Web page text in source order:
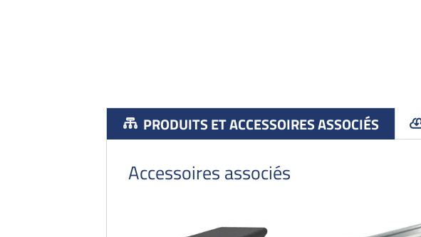
PRODUITS ET ACCESSOIRES ASSOCIÉS
Accessoires associés